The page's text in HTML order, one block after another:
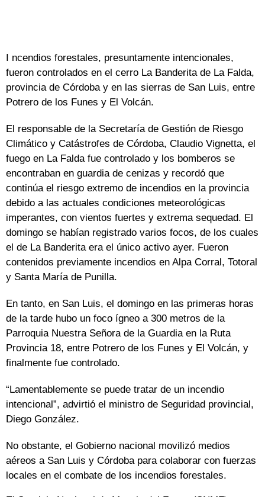
I ncendios forestales, presuntamente intencionales,
fueron controlados en el cerro La Banderita de La Falda,
provincia de Córdoba y en las sierras de San Luis, entre
Potrero de los Funes y El Volcán.
El responsable de la Secretaría de Gestión de Riesgo
Climático y Catástrofes de Córdoba, Claudio Vignetta, el
fuego en La Falda fue controlado y los bomberos se
encontraban en guardia de cenizas y recordó que
continúa el riesgo extremo de incendios en la provincia
debido a las actuales condiciones meteorológicas
imperantes, con vientos fuertes y extrema sequedad. El
domingo se habían registrado varios focos, de los cuales
el de La Banderita era el único activo ayer. Fueron
contenidos previamente incendios en Alpa Corral, Totoral
y Santa María de Punilla.
En tanto, en San Luis, el domingo en las primeras horas
de la tarde hubo un foco ígneo a 300 metros de la
Parroquia Nuestra Señora de la Guardia en la Ruta
Provincia 18, entre Potrero de los Funes y El Volcán, y
finalmente fue controlado.
“Lamentablemente se puede tratar de un incendio
intencional”, advirtió el ministro de Seguridad provincial,
Diego González.
No obstante, el Gobierno nacional movilizó medios
aéreos a San Luis y Córdoba para colaborar con fuerzas
locales en el combate de los incendios forestales.